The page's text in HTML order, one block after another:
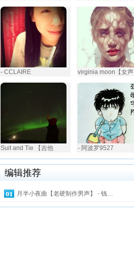
- CCLAIRE virginia moon【女声
Suit and Tie 【吉他 - 阿波罗9527
编辑推荐
月半小夜曲【老硬制作男声】 - 钱…